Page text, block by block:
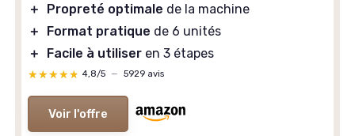
＋ Propreté optimale de la machine
＋
Format pratique de 6 unités
＋
Facile à utiliser en 3 étapes
★★★★★
★★★★★ 4,8/5 — 5929 avis
Voir l'offre